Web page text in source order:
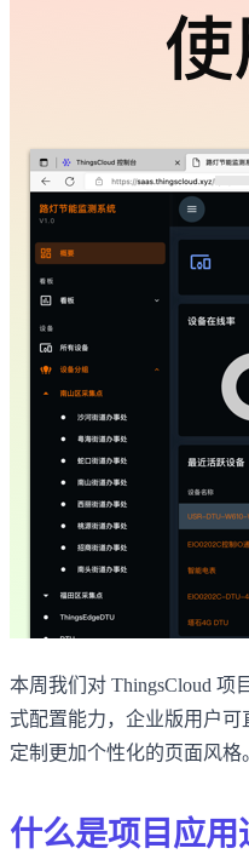
本周我们对 ThingsCloud
式配置能力，企业版用户
定制更加个性化的页面风格
什么是项目应用